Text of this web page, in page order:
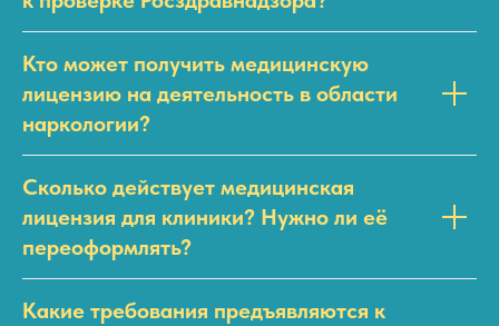
Кто может получить медицинскую
лицензию на деятельность в области
наркологии?
Сколько действует медицинская
лицензия для клиники? Нужно ли её
переоформлять?
Какие требования предъявляются к